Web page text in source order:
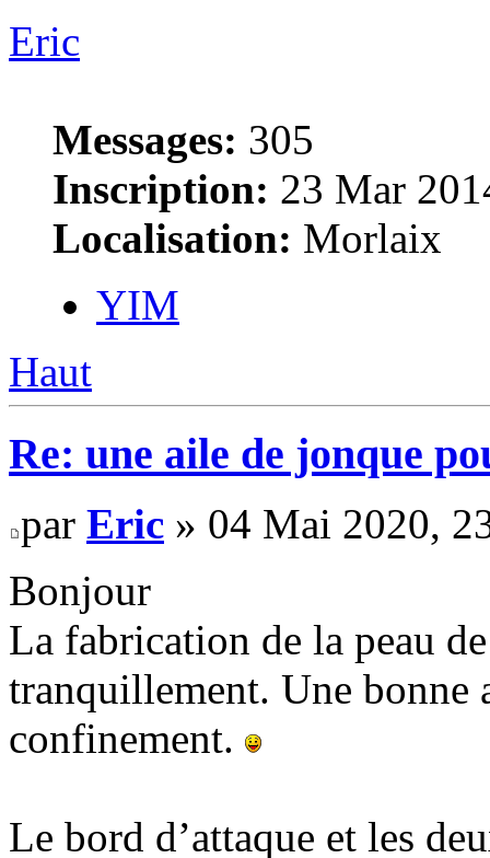
Eric
Messages: 305
Inscription: 23 Mar
Localisation: Morlaix
YIM
Haut
Re: une aile de jonque
par Eric » 04 Mai 2020,
Bonjour
La fabrication de la peau
tranquillement. Une bonne
confinement.
Le bord d’attaque et les